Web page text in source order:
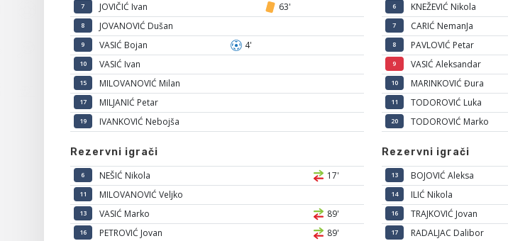
7 JOVIČIĆ Ivan 63'
8 JOVANOVIĆ Dušan
9 VASIĆ Bojan 4'
10 VASIĆ Ivan
15 MILOVANOVIĆ Milan
17 MILJANIĆ Petar
19 IVANKOVIĆ Nebojša
Rezervni igrači
6 NEŠIĆ Nikola 17'
11 MILOVANOVIĆ Veljko
13 VASIĆ Marko 89'
16 PETROVIĆ Jovan 89'
6 KNEŽEVIĆ Nikola
7 CARIĆ NemanJa
8 PAVLOVIĆ Petar
9 VASIĆ Aleksandar
10 MARINKOVIĆ Đura
11 TODOROVIĆ Luka
20 TODOROVIĆ Marko
Rezervni igrači
13 BOJOVIĆ Aleksa
14 ILIĆ Nikola
16 TRAJKOVIĆ Jovan
17 RADALJAC Dalibor